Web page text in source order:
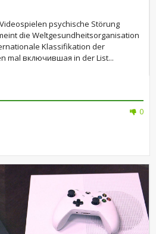
psychische Störung
die Weltgesundheitsorganisation
Klassifikation der
mal включившая in der List...
0